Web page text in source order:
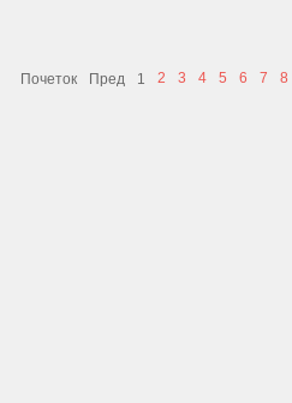
Почеток Пред 1 2 3 4 5 6 7 8